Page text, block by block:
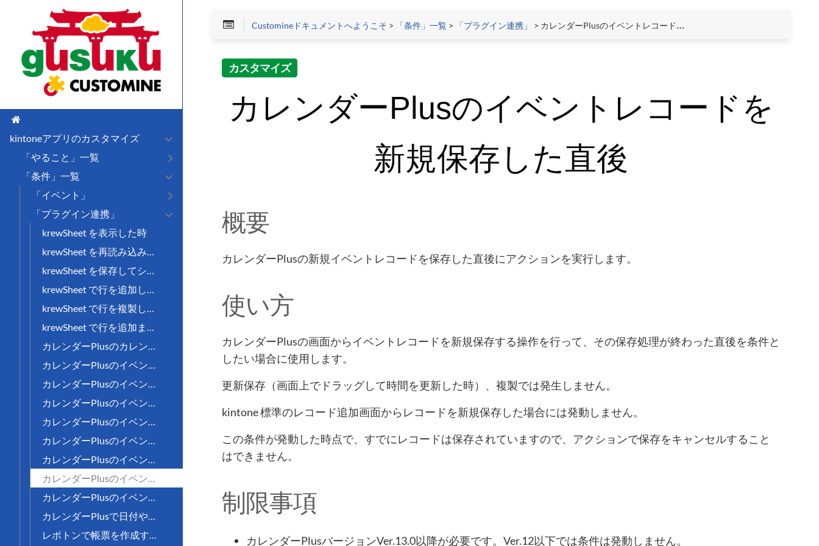
kintoneアプリのカスタマイズ
「やること」一覧
「条件」一覧
「イベント」
「プラグイン連携」
krewSheet を表示した時
krewSheet を再読み込みした時
krewSheet を保存してシートを再描画する時
krewSheet で行を追加した時
krewSheet で行を複製した時
krewSheet で行を追加または複製した時
カレンダーPlusのカレンダーを表示した時
カレンダーPlusのイベントレコードを保存する直前
カレンダーPlusのイベントレコードを新規保存する直前
カレンダーPlusのイベントレコードを更新保存する直前
カレンダーPlusのイベントレコードを複製保存する直前
カレンダーPlusのイベントレコードを削除する直前
カレンダーPlusのイベントレコードを保存した直後
カレンダーPlusのイベントレコードを新規保存した直後
カレンダーPlusのイベントレコードを更新保存した直後
カレンダーPlusで日付や時刻を選択した時
レポトンで帳票を作成する直前
Customineドキュメントへようこそ > 「条件」一覧 > 「プラグイン連携」 > カレンダーPlusのイベントレコードを新規保存した直後
カスタマイズ
カレンダーPlusのイベントレコードを
新規保存した直後
概要
カレンダーPlusの新規イベントレコードを保存した直後にアクションを実行します。
使い方
カレンダーPlusの画面からイベントレコードを新規保存する操作を行って、その保存処理が終わった直後を条件と
したい場合に使用します。
更新保存（画面上でドラッグして時間を更新した時）、複製では発生しません。
kintone 標準のレコード追加画面からレコードを新規保存した場合には発動しません。
この条件が発動した時点で、すでにレコードは保存されていますので、アクションで保存をキャンセルすること
はできません。
制限事項
カレンダーPlusバージョンVer.13.0以降が必要です。Ver.12以下では条件は発動しません。